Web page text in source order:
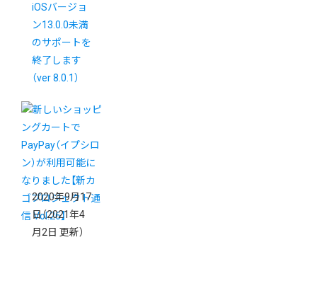
iOSバージョ
ン13.0.0未満
のサポートを
終了します
（ver 8.0.1）
2020年9月17
日（2021年4
月2日 更新）